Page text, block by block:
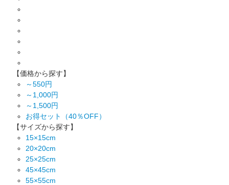
【価格から探す】
～550円
～1,000円
～1,500円
お得セット（40％OFF）
【サイズから探す】
15×15cm
20×20cm
25×25cm
45×45cm
55×55cm